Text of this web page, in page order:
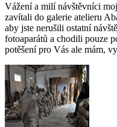
Vážení a milí návštěvníci
zavítali do galerie atelieru
aby jste nerušili ostatní
fotoaparátů a chodili pouze
potěšení pro Vás ale mám,